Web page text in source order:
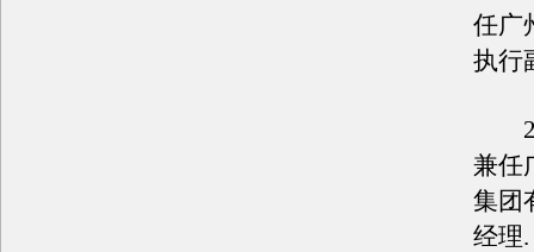
任广
执行
兼任
集团
经理.